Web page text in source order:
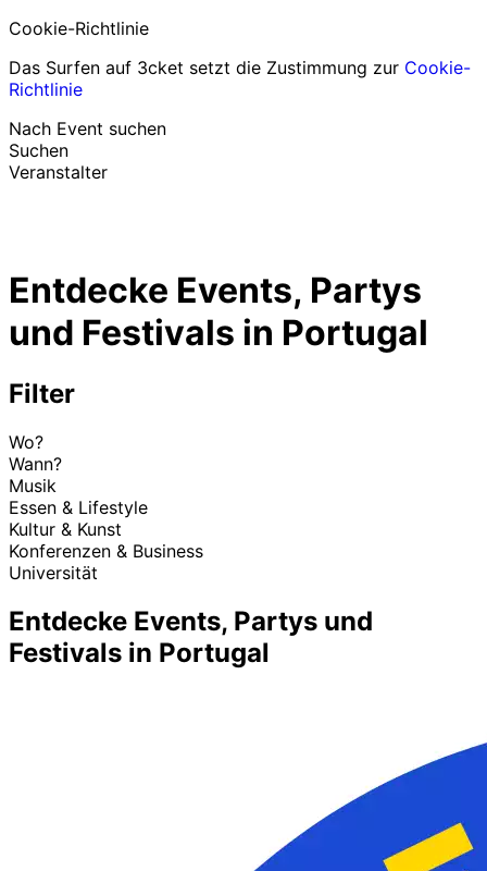
Cookie-Richtlinie
Das Surfen auf 3cket setzt die Zustimmung zur Cookie-
Richtlinie
Nach Event suchen
Suchen
Veranstalter
Hilfe für Teilnehmer Ich habe mein Ticket verloren
LoginEvent bewerben
Entdecke Events, Partys
und Festivals in Portugal
Filter
Wo?
Wann?
Musik
Essen & Lifestyle
Kultur & Kunst
Konferenzen & Business
Universität
Entdecke Events, Partys und
Festivals in Portugal